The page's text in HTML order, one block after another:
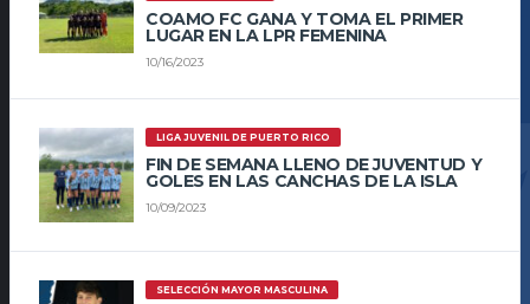
COAMO FC GANA Y TOMA EL PRIMER
LUGAR EN LA LPR FEMENINA
10/16/2023
LIGA JUVENIL DE PUERTO RICO
FIN DE SEMANA LLENO DE JUVENTUD Y
GOLES EN LAS CANCHAS DE LA ISLA
10/09/2023
SELECCIÓN MAYOR MASCULINA